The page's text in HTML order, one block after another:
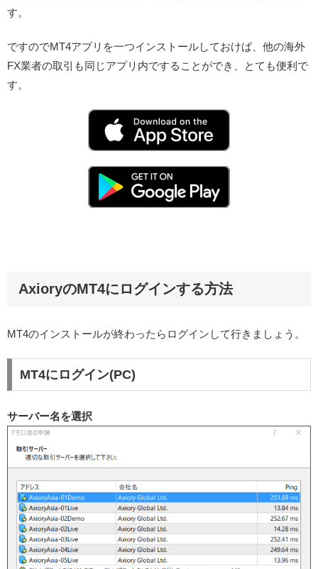
す。
ですのでMT4アプリを一つインストールしておけば、他の海外
FX業者の取引も同じアプリ内ですることができ、とても便利で
す。
AxioryのMT4にログインする方法
MT4のインストールが終わったらログインして行きましょう。
MT4にログイン(PC)
サーバー名を選択